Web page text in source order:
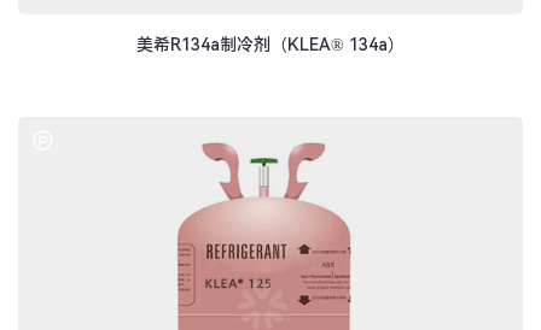
美希R134a制冷剂（KLEA® 134a）